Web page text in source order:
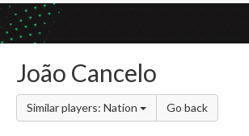
João Cancelo
Similar players: Nation Go back